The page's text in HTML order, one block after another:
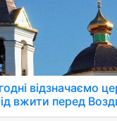
відзначаємо
вжити перед